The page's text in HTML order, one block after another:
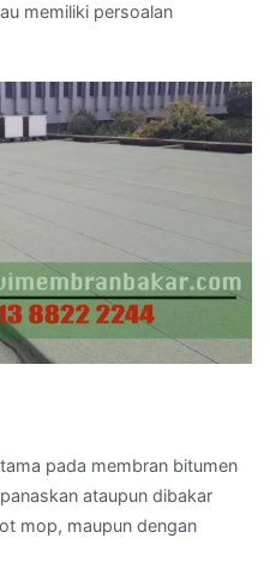
memiliki persoalan
pada membran bitumen
ataupun dibakar
mop, maupun dengan